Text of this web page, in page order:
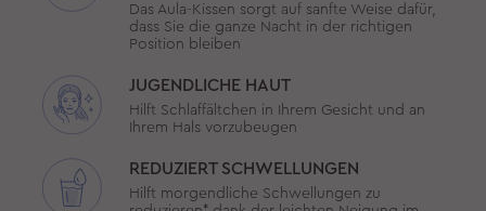
Das Aula-Kissen sorgt auf sanfte Weise dafür,
dass Sie die ganze Nacht in der richtigen
Position bleiben
JUGENDLICHE HAUT
Hilft Schlaffältchen in Ihrem Gesicht und an
Ihrem Hals vorzubeugen
REDUZIERT SCHWELLUNGEN
Hilft morgendliche Schwellungen zu